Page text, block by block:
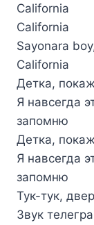
California
California
Sayonara
California
Детка,
Я навсегда
запомню
Детка,
Я навсегда
запомню
Тук-тук,
Звук